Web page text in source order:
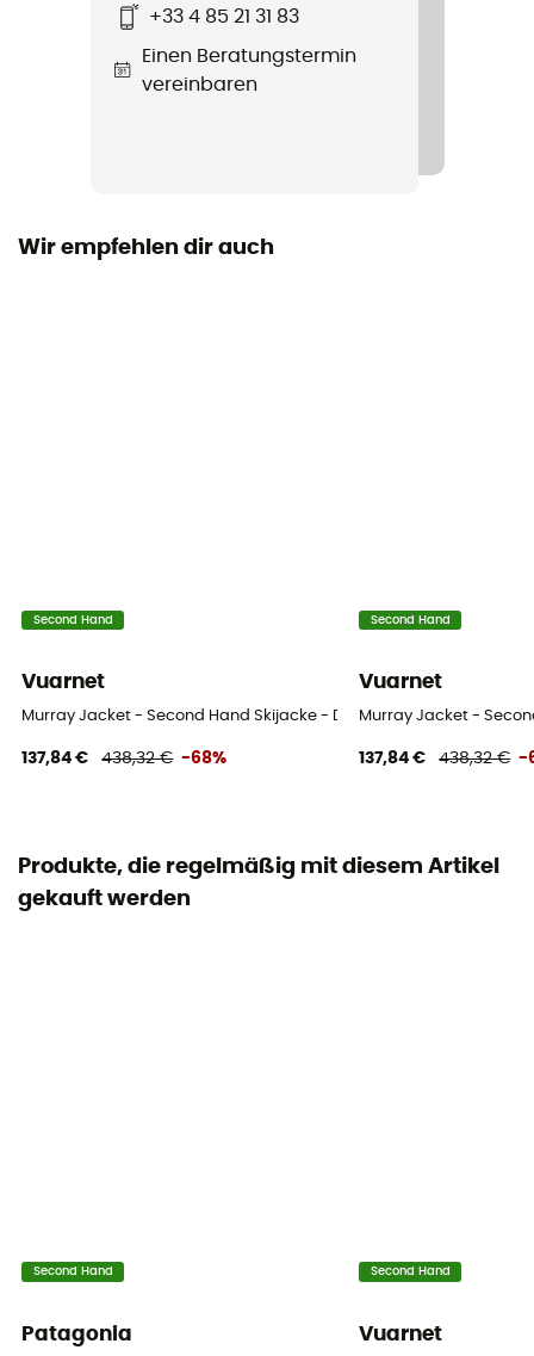
Guter Zustand
+33 4 85 21 31 83
Einen Beratungstermin
vereinbaren
Wir empfehlen dir auch
Second Hand
Vuarnet
Murray Jacket - Second Hand Skijacke - Damen - Weiß - S
137,84 € 438,32 € -68%
Second Hand
Vuarnet
Murray Jacket -
137,84 € 438,32 € -
Produkte, die regelmäßig mit diesem Artikel
gekauft werden
Second Hand
Patagonia
Second Hand
Vuarnet